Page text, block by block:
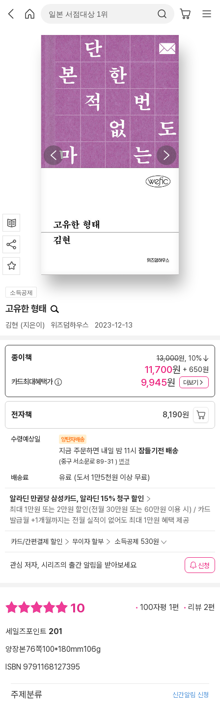
소득공제
고유한 형태
김현 (지은이) 위즈덤하우스 2023-12-13
종이책 13,000원, 10%
11,700원 + 650원
카드최대혜택가
9,945원 더보기
전자책 8,190원
수령예상일 양탄자배송
지금 주문하면 내일 밤 11시 잠들기전 배송
(중구 서소문로 89-31 ) 변경
배송료 유료 (도서 1만5천원 이상 무료)
알라딘 만권당 삼성카드, 알라딘 15% 청구 할인
최대 1만원 또는 2만원 할인(전월 30만원 또는 60만원 이용 시) / 카드
발급월 +1개월까지는 전월 실적이 없어도 최대 1만원 혜택 제공
카드/간편결제 할인 무이자 할부 소득공제 530원
관심 저자, 시리즈의 출간 알림을 받아보세요 신청
10 100자평 1편 리뷰 2편
세일즈포인트 201
양장본76쪽100*180mm106g
ISBN 9791168127395
주제분류 신간알림 신청